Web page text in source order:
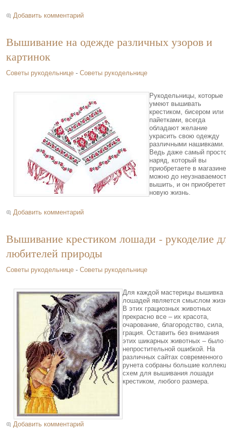
Добавить комментарий
Вышивание на одежде различных узоров и
картинок
Советы рукодельнице - Советы рукодельнице
Рукодельницы, которые
умеют вышивать
крестиком, бисером или
пайетками, всегда
обладают желание
украсить свою одежду
различными нашивками.
Ведь даже самый
наряд, который вы
приобретаете в
можно до
вышить, и он приобретет
новую жизнь.
Добавить комментарий
Вышивание крестиком лошади - рукоделие
любителей природы
Советы рукодельнице - Советы рукодельнице
Для каждой мастерицы вышивка
лошадей является смыслом
В этих грациозных животных
прекрасно все – их красота,
очарование, благородство, сила,
грация. Оставить без внимания
этих шикарных животных – было
непростительной ошибкой. На
различных сайтах современного
рунета собраны большие
схем для вышивания лошади
крестиком, любого размера.
Добавить комментарий